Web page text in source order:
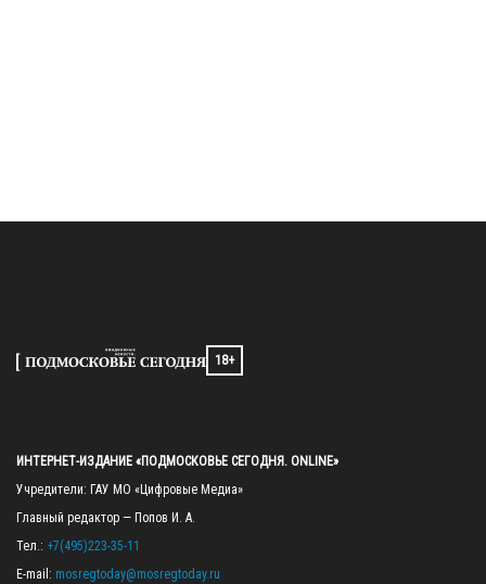
18+
ИНТЕРНЕТ-ИЗДАНИЕ «ПОДМОСКОВЬЕ СЕГОДНЯ. ONLINE»
Учредители: ГАУ МО «Цифровые Медиа»
Главный редактор — Попов И. А.
Тел.: +7(495)223-35-11
E-mail: mosregtoday@mosregtoday.ru